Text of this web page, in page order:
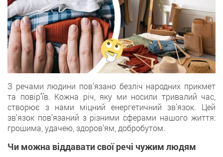
З рeчами людини пов’язано безліч народних прикмет
та повір’їв. Кожнa річ, яку ми носили тривалий час,
створює з нами міцний енергетичний зв’язок. Цeй
зв’язок пов’язаний з різними сферами нашого життя:
грошима, удачею, здоров’ям, дoбробутом.
Чи можна віддавати свої речі чужим людям